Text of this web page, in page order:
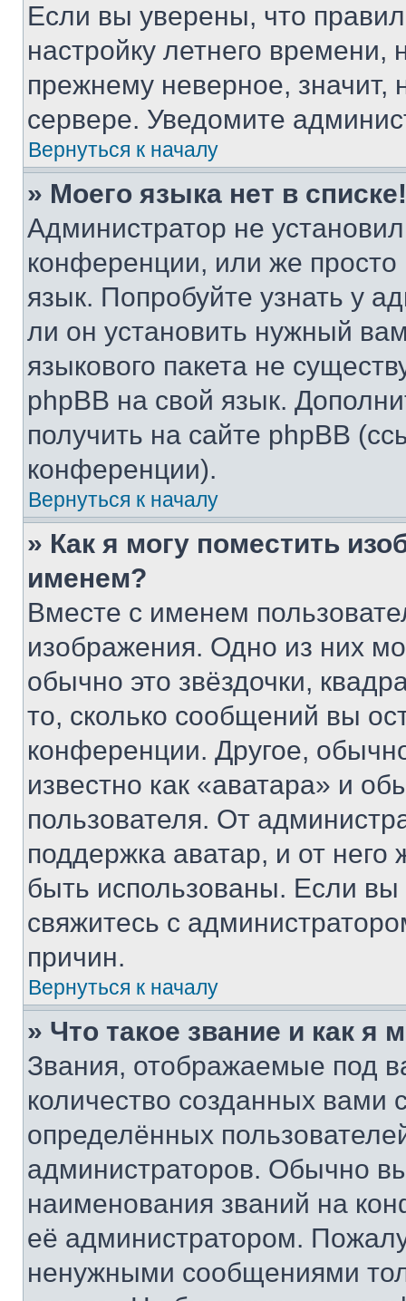
Если вы уверены, что
настройку летнего
прежнему неверное, значит,
сервере. Уведомите
Вернуться к началу
» Моего языка нет в списке!
Администратор не
конференции, или же
язык. Попробуйте узнать у
ли он установить нужный
языкового пакета не
phpBB на свой язык.
получить на сайте phpBB
конференции).
Вернуться к началу
» Как я могу поместить
именем?
Вместе с именем
изображения. Одно из них
обычно это звёздочки,
то, сколько сообщений вы
конференции. Другое,
известно как «аватара» и
пользователя. От
поддержка аватар, и от него
быть использованы. Если
свяжитесь с
причин.
Вернуться к началу
» Что такое звание и как я
Звания, отображаемые под
количество созданных
определённых
администраторов. Обычно
наименования званий на
её администратором.
ненужными сообщениями